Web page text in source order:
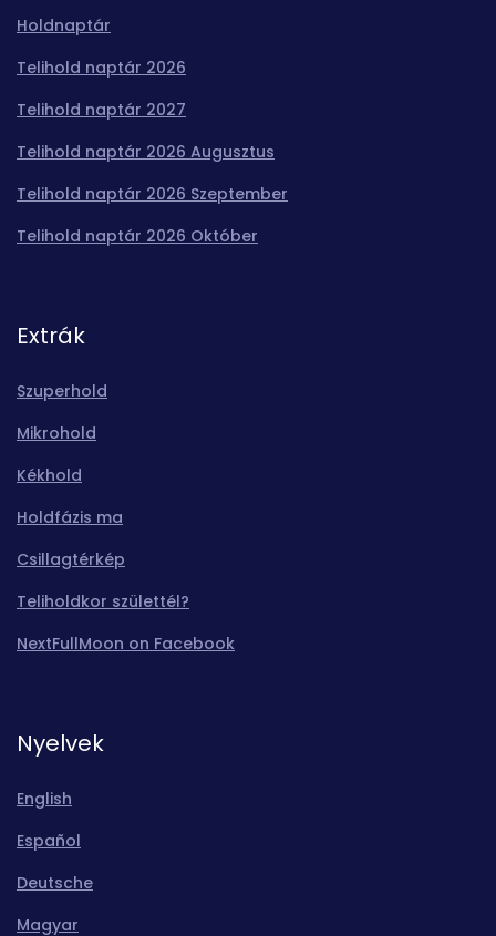
Holdnaptár
Telihold naptár 2026
Telihold naptár 2027
Telihold naptár 2026 Augusztus
Telihold naptár 2026 Szeptember
Telihold naptár 2026 Október
Extrák
Szuperhold
Mikrohold
Kékhold
Holdfázis ma
Csillagtérkép
Teliholdkor születtél?
NextFullMoon on Facebook
Nyelvek
English
Español
Deutsche
Magyar